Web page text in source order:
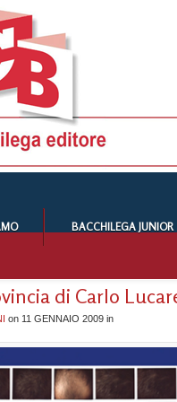
BACCHILEGA JUNIOR
di Carlo
on 11 GENNAIO 2009 in